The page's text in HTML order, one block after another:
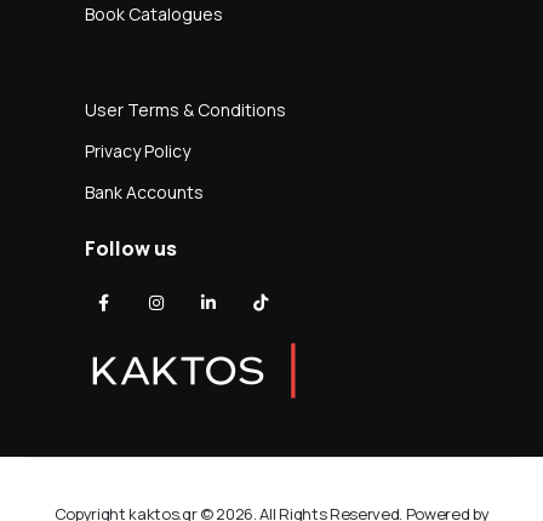
Book Catalogues
User Terms & Conditions
Privacy Policy
Bank Accounts
Follow us
Copyright kaktos.gr © 2026. All Rights Reserved. Powered by